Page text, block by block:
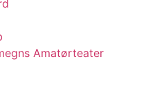
Amatørteater